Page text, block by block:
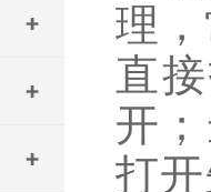
理
直
开
打